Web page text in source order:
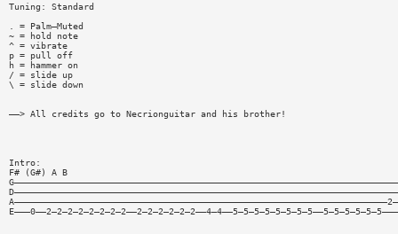
Tuning: Standard
. = Palm—Muted
~ = hold note
^ = vibrate
p = pull off
h = hammer on
/ = slide up
\ = slide down
——> All credits go to Necrionguitar and his brother!
Intro:
F# (G#) A B